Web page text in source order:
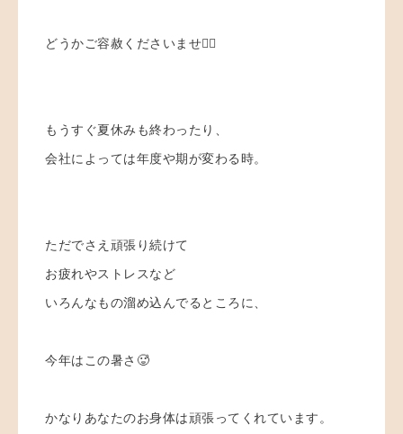
どうかご容赦くださいませ🙇‍♀️
もうすぐ夏休みも終わったり、
会社によっては年度や期が変わる時。
ただでさえ頑張り続けて
お疲れやストレスなど
いろんなもの溜め込んでるところに、
今年はこの暑さ🥵
かなりあなたのお身体は頑張ってくれています。